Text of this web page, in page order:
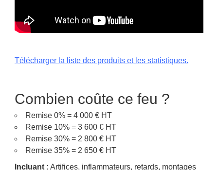
Télécharger la liste des produits et les statistiques.
Combien coûte ce feu ?
Remise 0% = 4 000 € HT
Remise 10% = 3 600 € HT
Remise 30% = 2 800 € HT
Remise 35% = 2 650 € HT
Incluant : Artifices, inflammateurs, retards, montages